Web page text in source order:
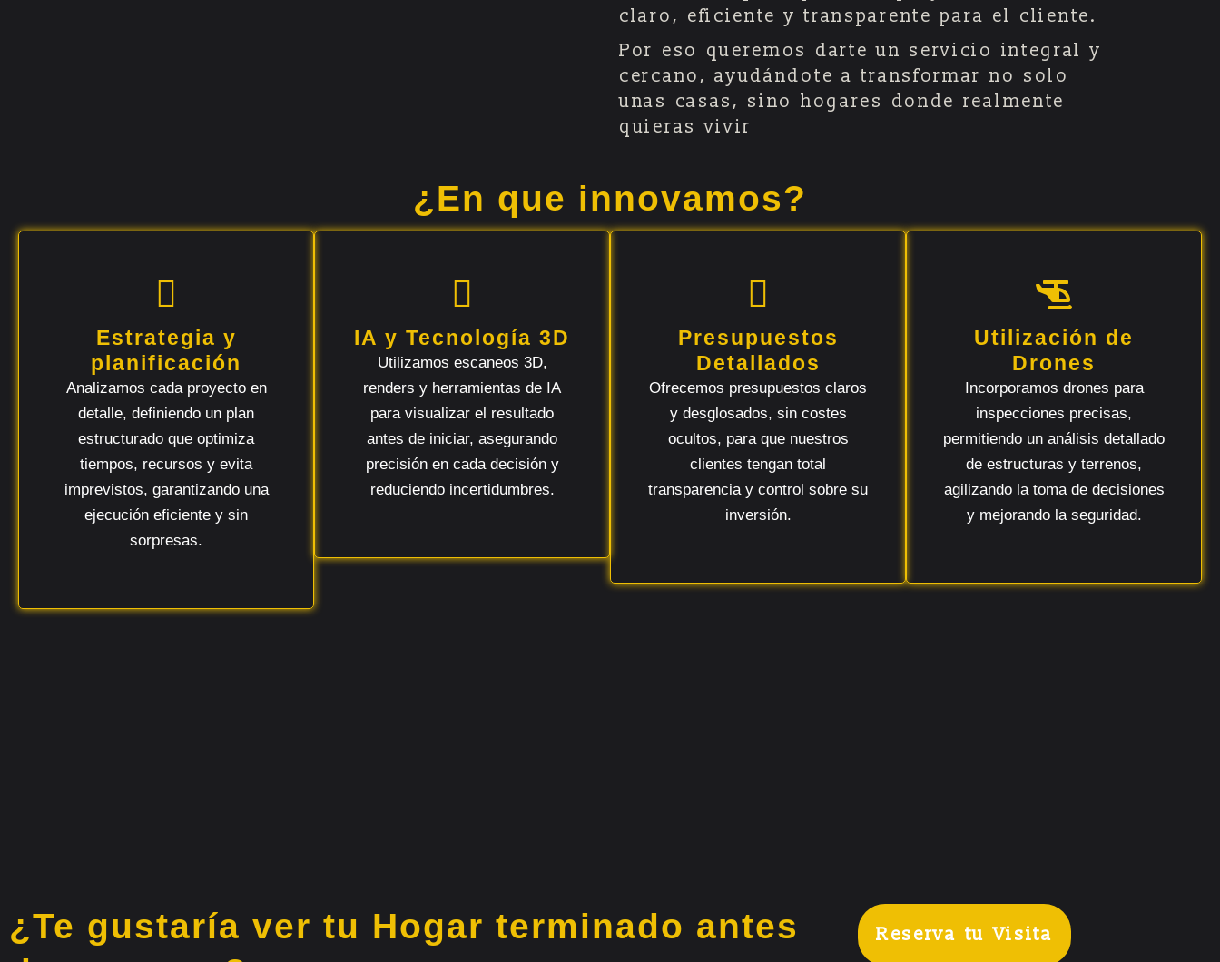
claro, eficiente y transparente para el cliente.
Por eso queremos darte un servicio integral y
cercano, ayudándote a transformar no solo
unas casas, sino hogares donde realmente
quieras vivir
¿En que innovamos?
Estrategia y
planificación
Analizamos cada proyecto en
detalle, definiendo un plan
estructurado que optimiza
tiempos, recursos y evita
imprevistos, garantizando una
ejecución eficiente y sin
sorpresas.
IA y Tecnología 3D
Utilizamos escaneos 3D,
renders y herramientas de IA
para visualizar el resultado
antes de iniciar, asegurando
precisión en cada decisión y
reduciendo incertidumbres.
Presupuestos
Detallados
Ofrecemos presupuestos claros
y desglosados, sin costes
ocultos, para que nuestros
clientes tengan total
transparencia y control sobre su
inversión.
Utilización de
Drones
Incorporamos drones para
inspecciones precisas,
permitiendo un análisis detallado
de estructuras y terrenos,
agilizando la toma de decisiones
y mejorando la seguridad.
¿Te gustaría ver tu Hogar terminado antes
Reserva tu Visita